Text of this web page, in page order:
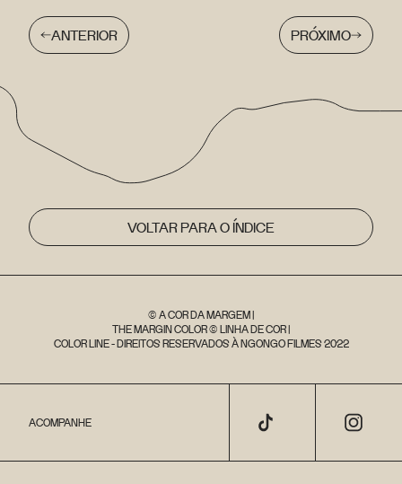
ANTERIOR PRÓXIMO
VOLTAR PARA O ÍNDICE
© A COR DA MARGEM |
THE MARGIN COLOR © LINHA DE COR |
COLOR LINE - DIREITOS RESERVADOS À NGONGO FILMES 2022
ACOMPANHE